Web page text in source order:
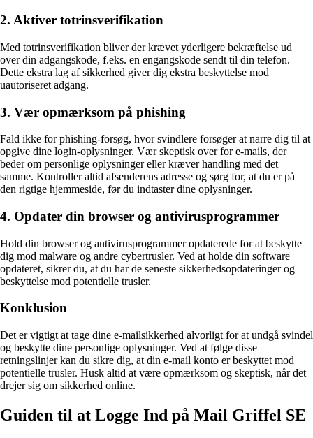
2. Aktiver totrinsverifikation
Med totrinsverifikation bliver der krævet yderligere bekræftelse ud
over din adgangskode, f.eks. en engangskode sendt til din telefon.
Dette ekstra lag af sikkerhed giver dig ekstra beskyttelse mod
uautoriseret adgang.
3. Vær opmærksom på phishing
Fald ikke for phishing-forsøg, hvor svindlere forsøger at narre dig til at
opgive dine login-oplysninger. Vær skeptisk over for e-mails, der
beder om personlige oplysninger eller kræver handling med det
samme. Kontroller altid afsenderens adresse og sørg for, at du er på
den rigtige hjemmeside, før du indtaster dine oplysninger.
4. Opdater din browser og antivirusprogrammer
Hold din browser og antivirusprogrammer opdaterede for at beskytte
dig mod malware og andre cybertrusler. Ved at holde din software
opdateret, sikrer du, at du har de seneste sikkerhedsopdateringer og
beskyttelse mod potentielle trusler.
Konklusion
Det er vigtigt at tage dine e-mailsikkerhed alvorligt for at undgå svindel
og beskytte dine personlige oplysninger. Ved at følge disse
retningslinjer kan du sikre dig, at din e-mail konto er beskyttet mod
potentielle trusler. Husk altid at være opmærksom og skeptisk, når det
drejer sig om sikkerhed online.
Guiden til at Logge Ind på Mail Griffel SE